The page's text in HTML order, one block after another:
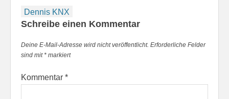
Beitragsnavigation
Dennis KNX
Schreibe einen Kommentar
Deine E-Mail-Adresse wird nicht veröffentlicht. Erforderliche Felder
sind mit* markiert
Kommentar *